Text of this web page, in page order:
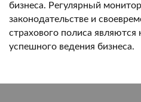
бизнеса. Регулярный
законодательстве и
страхового полиса
успешного ведения бизнеса.